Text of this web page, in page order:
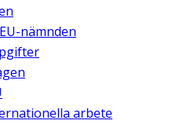
nämnden
arbete